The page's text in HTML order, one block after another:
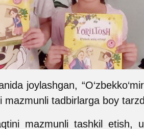
joylashgan,
tadbirlarga boy
mazmunli tashkil etish,